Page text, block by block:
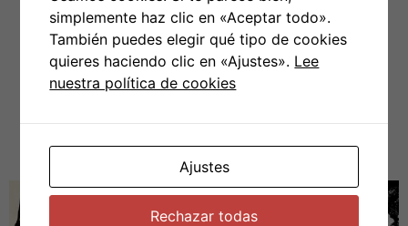
Envío gratisen pedidos que
superen los70€
PRODUCTOS RELACIONADOS
simplemente haz clic en «Aceptar todo».
También puedes elegir qué tipo de cookies
quieres haciendo clic en «Ajustes». Lee
nuestra política de cookies
Ajustes
Rechazar todas